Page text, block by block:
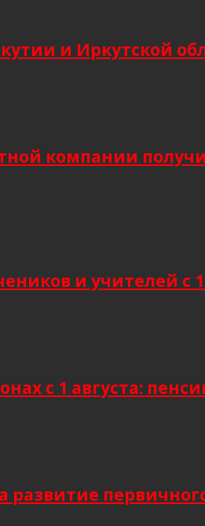
и Иркутской
компании
и учителей с 1
с 1 августа:
развитие